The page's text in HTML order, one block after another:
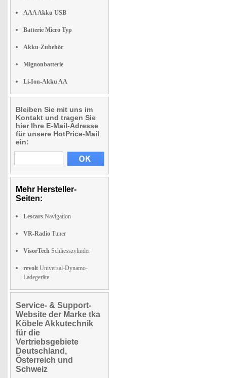
AAA Akku USB
Batterie Micro Typ
Akku-Zubehör
Mignonbatterie
Li-Ion-Akku AA
Bleiben Sie mit uns im
Kontakt und tragen Sie
hier Ihre E-Mail-Adresse
für unsere HotPrice-Mail
ein:
Mehr Hersteller-
Seiten:
Lescars Navigation
VR-Radio Tuner
VisorTech Schliesszylinder
revolt Universal-Dynamo-
Ladegeräte
Service- & Support-
Website der Marke tka
Köbele Akkutechnik
für die
Vertriebsgebiete
Deutschland,
Österreich und
Schweiz